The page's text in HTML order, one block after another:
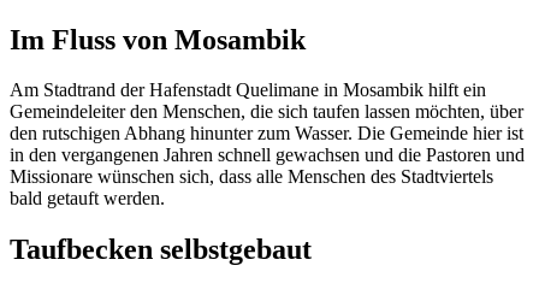
Im Fluss von Mosambik
Am Stadtrand der Hafenstadt Quelimane in Mosambik hilft ein
Gemeindeleiter den Menschen, die sich taufen lassen möchten, über
den rutschigen Abhang hinunter zum Wasser. Die Gemeinde hier ist
in den vergangenen Jahren schnell gewachsen und die Pastoren und
Missionare wünschen sich, dass alle Menschen des Stadtviertels
bald getauft werden.
Taufbecken selbstgebaut